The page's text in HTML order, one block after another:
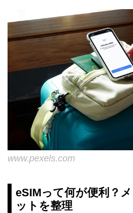
www.pexels.com
eSIMって何が便利？
ットを整理